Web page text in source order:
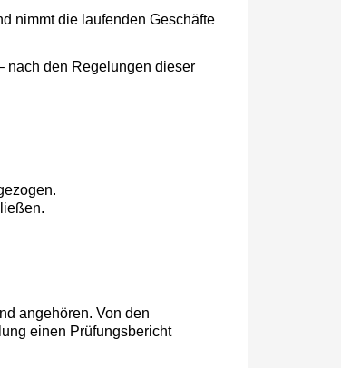
nimmt die laufenden Ge­schäfte
nach den Regelungen dieser
an­ge­hören. Von den
einen Prüfungsbericht